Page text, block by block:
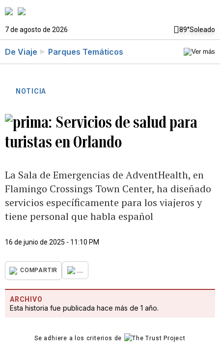
7 de agosto de 2026 89°Soleado
De Viaje Parques Temáticos
NOTICIA
Servicios de salud para
turistas en Orlando
La Sala de Emergencias de AdventHealth, en
Flamingo Crossings Town Center, ha diseñado
servicios específicamente para los viajeros y
tiene personal que habla español
16 de junio de 2025 - 11:10 PM
COMPARTIR ...
ARCHIVO
Esta historia fue publicada hace más de 1 año.
Se adhiere a los criterios de